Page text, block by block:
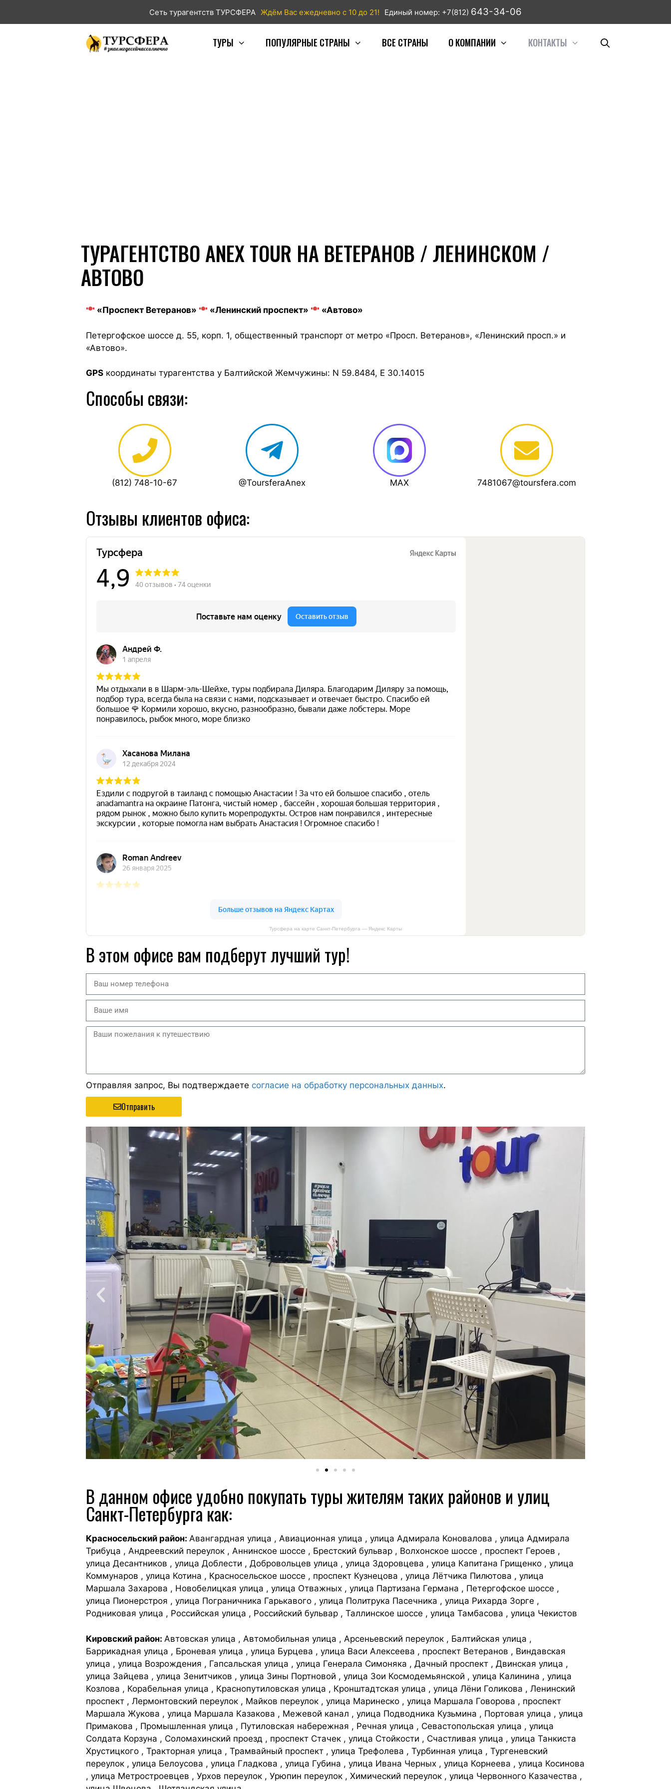
Сеть турагентств ТУРСФЕРА Ждём Вас ежедневно с 10 до 21! Единый номер: +7(812) 643-34-06
ТУРЫ ПОПУЛЯРНЫЕ СТРАНЫ ВСЕ СТРАНЫ О КОМПАНИИ КОНТАКТЫ
ТУРАГЕНТСТВО ANEX TOUR НА ВЕТЕРАНОВ / ЛЕНИНСКОМ /
АВТОВО
«Проспект Ветеранов» «Ленинский проспект» «Автово»
Петергофское шоссе д. 55, корп. 1, общественный транспорт от метро «Просп. Ветеранов», «Ленинский просп.» и
«Автово».
GPS координаты турагентства у Балтийской Жемчужины: N 59.8484, E 30.14015
Способы связи:
(812) 748-10-67 @ToursferaAnex MAX 7481067@toursfera.сom
Отзывы клиентов офиса:
Турсфера на карте Санкт‑Петербурга — Яндекс Карты
В этом офисе вам подберут лучший тур!
Отправляя запрос, Вы подтверждаете согласие на обработку персональных данных.
Отправить
В данном офисе удобно покупать туры жителям таких районов и улиц
Санкт-Петербурга как:
Красносельский район: Авангардная улица , Авиационная улица , улица Адмирала Коновалова , улица Адмирала
Трибуца , Андреевский переулок , Аннинское шоссе , Брестский бульвар , Волхонское шоссе , проспект Героев ,
улица Десантников , улица Доблести , Добровольцев улица , улица Здоровцева , улица Капитана Грищенко , улица
Коммунаров , улица Котина , Красносельское шоссе , проспект Кузнецова , улица Лётчика Пилютова , улица
Маршала Захарова , Новобелицкая улица , улица Отважных , улица Партизана Германа , Петергофское шоссе ,
улица Пионерстроя , улица Пограничника Гарькавого , улица Политрука Пасечника , улица Рихарда Зорге ,
Родниковая улица , Российская улица , Российский бульвар , Таллинское шоссе , улица Тамбасова , улица Чекистов
Кировский район: Автовская улица , Автомобильная улица , Арсеньевский переулок , Балтийская улица ,
Баррикадная улица , Броневая улица , улица Бурцева , улица Васи Алексеева , проспект Ветеранов , Виндавская
улица , улица Возрождения , Гапсальская улица , улица Генерала Симоняка , Дачный проспект , Двинская улица ,
улица Зайцева , улица Зенитчиков , улица Зины Портновой , улица Зои Космодемьянской , улица Калинина , улица
Козлова , Корабельная улица , Краснопутиловская улица , Кронштадтская улица , улица Лёни Голикова , Ленинский
проспект , Лермонтовский переулок , Майков переулок , улица Маринеско , улица Маршала Говорова , проспект
Маршала Жукова , улица Маршала Казакова , Межевой канал , улица Подводника Кузьмина , Портовая улица , улица
Примакова , Промышленная улица , Путиловская набережная , Речная улица , Севастопольская улица , улица
Солдата Корзуна , Соломахинский проезд , проспект Стачек , улица Стойкости , Счастливая улица , улица Танкиста
Хрустицкого , Тракторная улица , Трамвайный проспект , улица Трефолева , Турбинная улица , Тургеневский
переулок , улица Белоусова , улица Гладкова , улица Губина , улица Ивана Черных , улица Корнеева , улица Косинова
, улица Метростроевцев , Урхов переулок , Урюпин переулок , Химический переулок , улица Червонного Казачества ,